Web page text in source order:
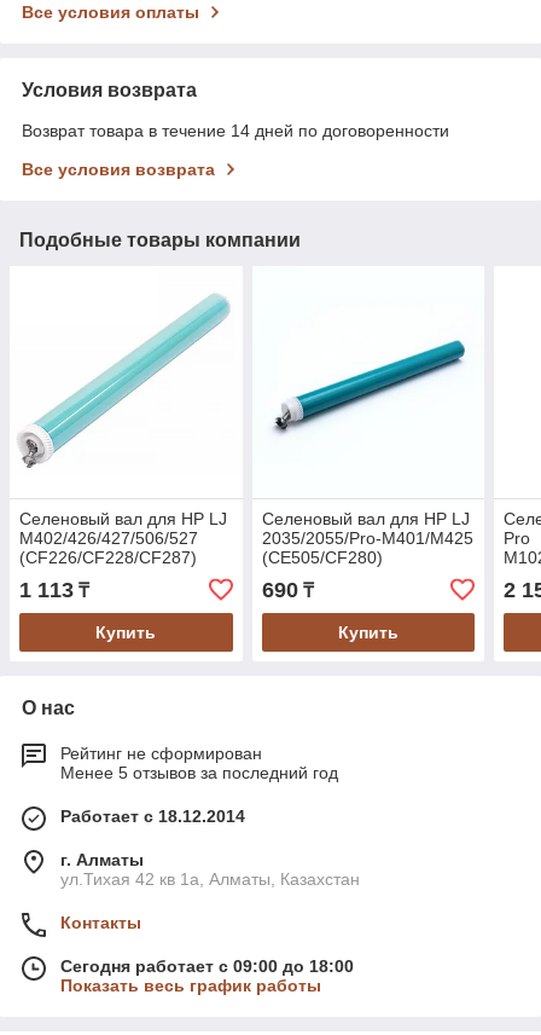
Все условия оплаты
Условия возврата
Возврат товара в течение 14 дней по договоренности
Все условия возврата
Подобные товары компании
Селеновый вал для HP LJ
M402/426/427/506/527
(CF226/CF228/CF287)
Golden Green
1 113 ₸
Купить
Селеновый вал для HP LJ
2035/2055/Pro-M401/M425
(CE505/CF280)
690₸
Купить
Pro
2
О нас
Рейтинг не сформирован
Менее 5 отзывов за последний год
Работает с 18.12.2014
г. Алматы
ул.Тихая 42 кв 1a, Алматы, Казахстан
Контакты
Сегодня работает с 09:00 до 18:00
Показать весь график работы